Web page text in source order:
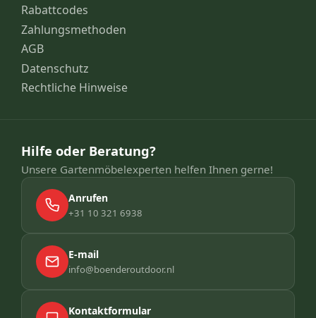
Rabattcodes
Zahlungsmethoden
AGB
Datenschutz
Rechtliche Hinweise
Hilfe oder Beratung?
Unsere Gartenmöbelexperten helfen Ihnen gerne!
Anrufen
+31 10 321 6938
E-mail
info@boenderoutdoor.nl
Kontaktformular